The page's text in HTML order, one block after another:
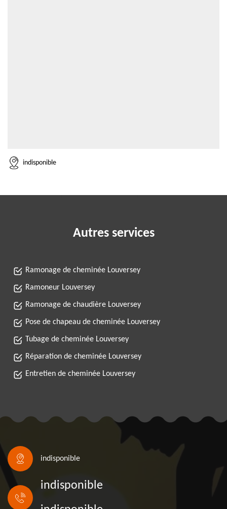
indisponible
Autres services
Ramonage de cheminée Louversey
Ramoneur Louversey
Ramonage de chaudière Louversey
Pose de chapeau de cheminée Louversey
Tubage de cheminée Louversey
Réparation de cheminée Louversey
Entretien de cheminée Louversey
indisponible
indisponible